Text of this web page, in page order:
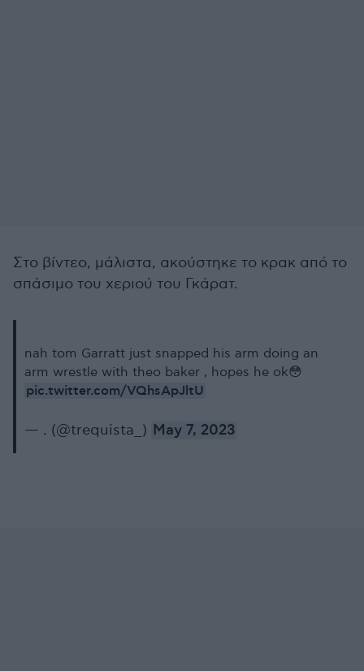
Στο βίντεο, μάλιστα, ακούστηκε το κρακ από το
σπάσιμο του χεριού του Γκάρατ.
nah tom Garratt just snapped his arm doing an
arm wrestle with theo baker , hopes he ok😳
pic.twitter.com/VQhsApJltU
— . (@trequista_) May 7, 2023